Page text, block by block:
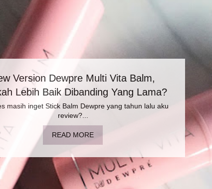
Skin Stay Mild Exfoliate Serum Untuk
Kulit Sensitif
kulit sensitive yang takut untuk exfoliate? Aku !!!
Yes...
READ MORE